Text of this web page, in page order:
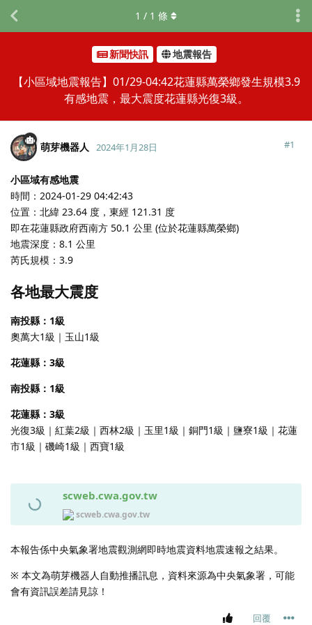
新聞快訊 地震報告
【小區域地震報告】01/29-04:42花蓮縣萬榮鄉發生規模3.9
有感地震，最大震度花蓮縣光復3級。
1 / 1 條
萌芽機器人 2024年1月28日 #1
小區域有感地震
時間：2024-01-29 04:42:43
位置：北緯 23.64 度，東經 121.31 度
即在花蓮縣政府西南方 50.1 公里 (位於花蓮縣萬榮鄉)
地震深度：8.1 公里
芮氏規模：3.9
各地最大震度
南投縣：1級
奧萬大1級｜玉山1級
花蓮縣：3級
南投縣：1級
花蓮縣：3級
光復3級｜紅葉2級｜西林2級｜玉里1級｜銅門1級｜鹽寮1級｜花蓮
市1級｜磯崎1級｜西寶1級
scweb.cwa.gov.tw
scweb.cwa.gov.tw
本報告係中央氣象署地震觀測網即時地震資料地震速報之結果。
※ 本文為萌芽機器人自動推播訊息，資料來源為中央氣象署，可能
會有資訊誤差請見諒！
回覆